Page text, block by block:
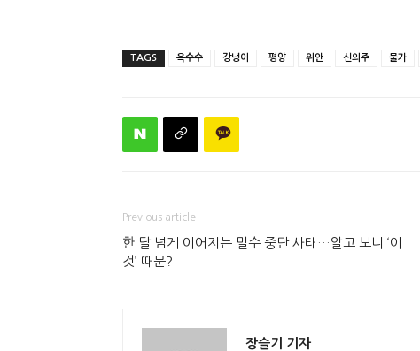
TAGS 옥수수 강냉이 평양 위안 신의주 물가
Previous article
한 달 넘게 이어지는 밀수 중단 사태…알고 보니 ‘이
것’ 때문?
장슬기 기자